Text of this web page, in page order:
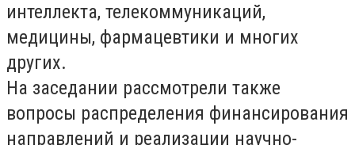
интеллекта, телекоммуникаций,
медицины, фармацевтики и многих
других.
На заседании рассмотрели также
вопросы распределения финансирования
направлений и реализации научно-